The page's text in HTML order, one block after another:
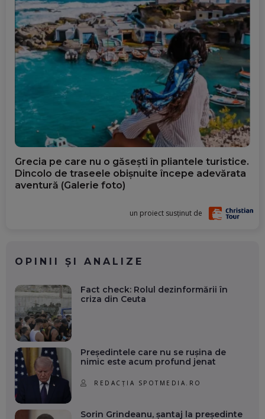
Grecia pe care nu o găsești în pliantele turistice.
Dincolo de traseele obișnuite începe adevărata
aventură (Galerie foto)
un proiect susținut de
OPINII ȘI ANALIZE
Fact check: Rolul dezinformării în
criza din Ceuta
Președintele care nu se rușina de
nimic este acum profund jenat
REDACȚIA SPOTMEDIA.RO
Sorin Grindeanu, șantaj la președinte